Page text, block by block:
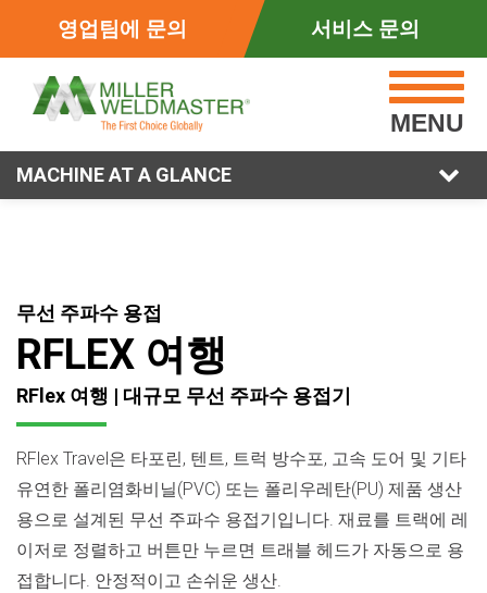
영업팀에 문의 서비스 문의
MENU
MACHINE AT A GLANCE
무선 주파수 용접
RFLEX 여행
RFlex 여행 | 대규모 무선 주파수 용접기
RFlex Travel은 타포린, 텐트, 트럭 방수포, 고속 도어 및 기타
유연한 폴리염화비닐(PVC) 또는 폴리우레탄(PU) 제품 생산
용으로 설계된 무선 주파수 용접기입니다. 재료를 트랙에 레
이저로 정렬하고 버튼만 누르면 트래블 헤드가 자동으로 용
접합니다. 안정적이고 손쉬운 생산.